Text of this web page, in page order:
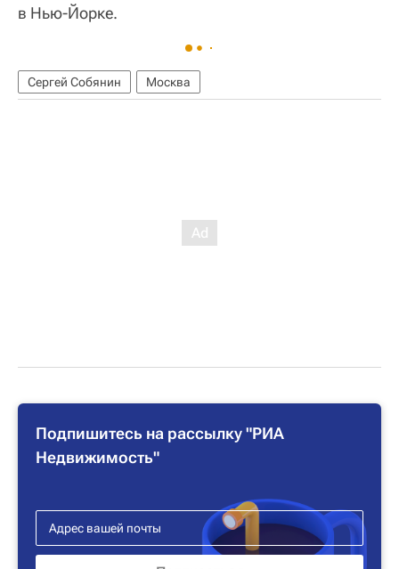
в Нью-Йорке.
Сергей Собянин Москва
Подпишитесь на рассылку "РИА
Недвижимость"